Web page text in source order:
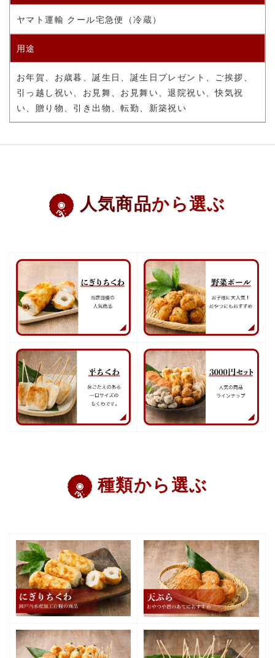
ヤマト運輸 クール宅急便（冷蔵）
用途
お年賀、お歳暮、誕生日、誕生日プレゼント、ご挨拶、
引っ越し祝い、お見舞、お見舞い、退院祝い、快気祝
い、贈り物、引き出物、転勤、新築祝い
人気商品から選ぶ
種類から選ぶ